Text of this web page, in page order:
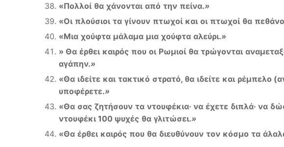
«Πολλοί θα χάνονται από την πείνα.»
«Οι πλούσιοι τα γίνουν πτωχοί και οι πτωχοί θα
«Μια χούφτα μάλαμα μια χούφτα αλεύρι.»
» Θα έρθει καιρός που οι Ρωμιοί θα τρώγονται
αγάπην.»
«Θα ιδείτε και τακτικό στρατό, θα ιδείτε και ρέμπελο (
υποφέρετε.»
«Θα σας ζητήσουν τα ντουφέκια· να έχετε διπλά· να
ντουφέκι 100 ψυχές θα γλιτώσει.»
«Θα έρθει καιρός που θα διευθύνουν τον κόσμο τα